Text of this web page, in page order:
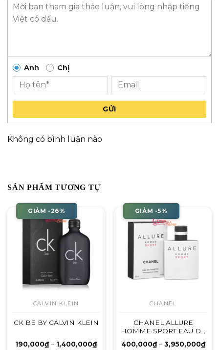
Anh Chị
GỬI
Không có bình luận nào
SẢN PHẨM TƯƠNG TỰ
GIẢM -26%
CALVIN KLEIN
CK BE BY CALVIN KLEIN
190,000₫ – 1,400,000₫Khoảng
GIẢM -5%
CHANEL
CHANEL ALLURE
HOMME SPORT EAU DE
400,000₫ – 3,950,000₫